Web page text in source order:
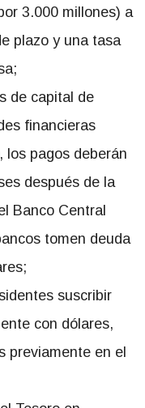
3.000 millones) a
plazo y una tasa
de capital de
financieras
los pagos deberán
después de la
Banco Central
tomen deuda
suscribir
con dólares,
previamente en el